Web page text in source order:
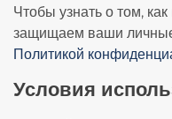
Чтобы узнать о том,
защищаем ваши
Политикой
Условия